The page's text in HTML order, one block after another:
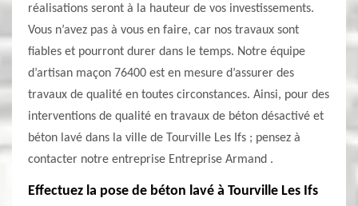
réalisations seront à la hauteur de vos investissements.
Vous n’avez pas à vous en faire, car nos travaux sont
fiables et pourront durer dans le temps. Notre équipe
d’artisan maçon 76400 est en mesure d’assurer des
travaux de qualité en toutes circonstances. Ainsi, pour des
interventions de qualité en travaux de béton désactivé et
béton lavé dans la ville de Tourville Les Ifs ; pensez à
contacter notre entreprise Entreprise Armand .
Effectuez la pose de béton lavé à Tourville Les Ifs